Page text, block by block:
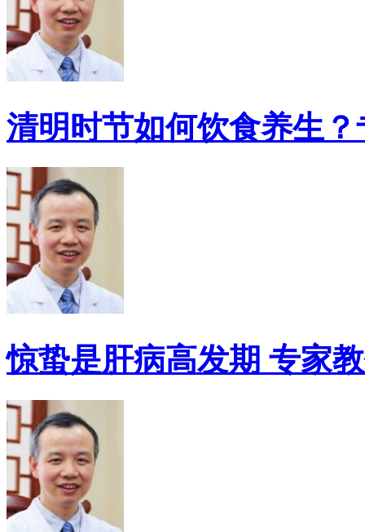
清明时节如何饮食养生
惊蛰是肝病高发期 专家